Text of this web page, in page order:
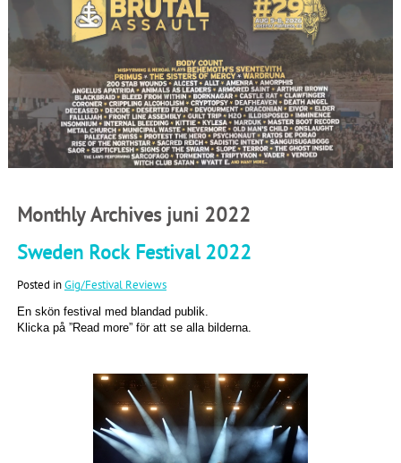
Monthly Archives juni 2022
Sweden Rock Festival 2022
Posted inGig/Festival Reviews
En skön festival med blandad publik.
Klicka på ”Read more” för att se alla bilderna.